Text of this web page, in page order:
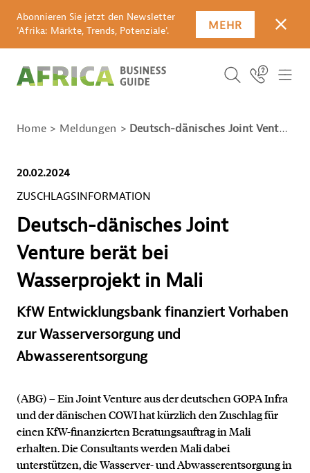
Abonnieren Sie jetzt den Newsletter
'Afrika: Märkte, Trends, Potenziale'.
MEHR
ICON
SUCHBEGRIFF
SUCHEN
Icon Link
Home Meldungen Deutsch-dänisches Joint Venture berät bei Wasserprojekt in Mali
20.02.2024
ZUSCHLAGSINFORMATION
Deutsch-dänisches Joint
Venture berät bei
Wasserprojekt in Mali
KfW Entwicklungsbank finanziert Vorhaben
zur Wasserversorgung und
Abwasserentsorgung
(ABG) – Ein Joint Venture aus der deutschen GOPA Infra
und der dänischen COWI hat kürzlich den Zuschlag für
einen KfW-finanzierten Beratungsauftrag in Mali
erhalten. Die Consultants werden Mali dabei
unterstützen, die Wasserver- und Abwasserentsorgung in